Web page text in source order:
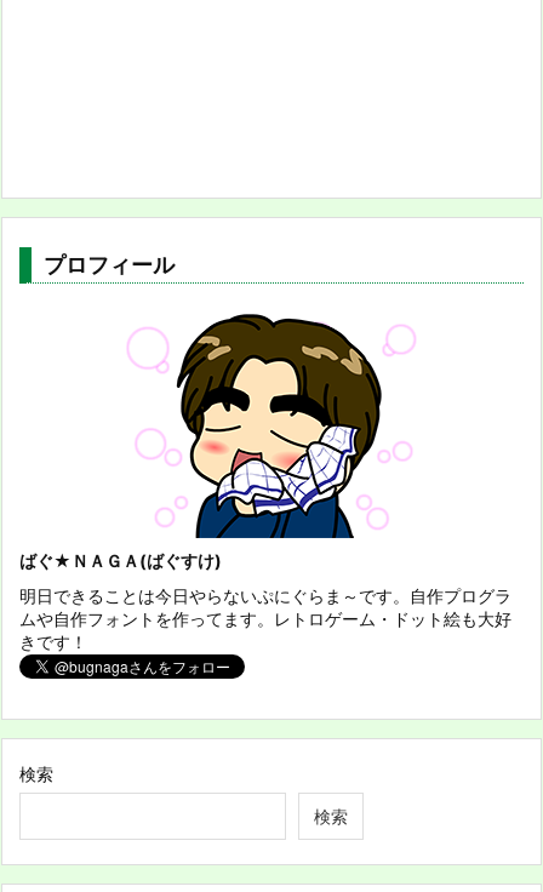
プロフィール
ばぐ★ＮＡＧＡ(ばぐすけ)
明日できることは今日やらないぷにぐらま～です。自作プログラ
ムや自作フォントを作ってます。レトロゲーム・ドット絵も大好
きです！
検索
検索